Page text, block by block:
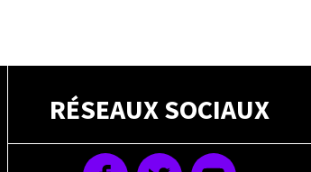
RÉSEAUX SOCIAUX